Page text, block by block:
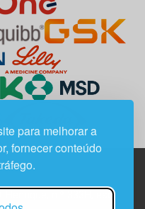
para melhorar a
fornecer conteúdo
Henrique, n.º 333H, esc.